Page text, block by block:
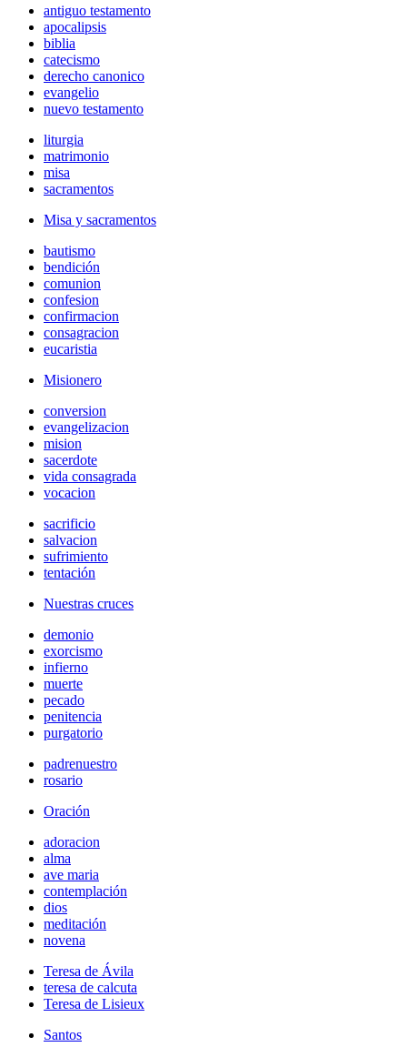
antiguo testamento
apocalipsis
biblia
catecismo
derecho canonico
evangelio
nuevo testamento
liturgia
matrimonio
misa
sacramentos
Misa y sacramentos
bautismo
bendición
comunion
confesion
confirmacion
consagracion
eucaristia
Misionero
conversion
evangelizacion
mision
sacerdote
vida consagrada
vocacion
sacrificio
salvacion
sufrimiento
tentación
Nuestras cruces
demonio
exorcismo
infierno
muerte
pecado
penitencia
purgatorio
padrenuestro
rosario
Oración
adoracion
alma
ave maria
contemplación
dios
meditación
novena
Teresa de Ávila
teresa de calcuta
Teresa de Lisieux
Santos